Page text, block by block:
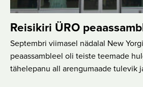
Reisikiri ÜRO
Septembri viimasel nädalal New
peaassambleel oli teiste teemade
tähelepanu all arengumaade tulevik